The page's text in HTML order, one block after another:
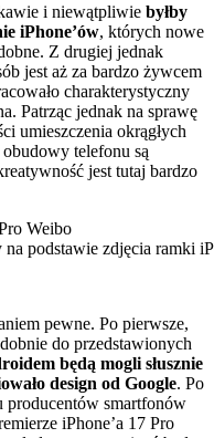
i niewątpliwie byłby
iPhone’ów, których nowe
Z drugiej jednak
jest aż za bardzo żywcem
charakterystyczny
Patrząc jednak na sprawę
umieszczenia okrągłych
telefonu są
jest tutaj bardzo
podstawie zdjęcia ramki
pewne. Po pierwsze,
do przedstawionych
będą mogli słusznie
design od Google. Po
producentów smartfonów
iPhone’a 17 Pro